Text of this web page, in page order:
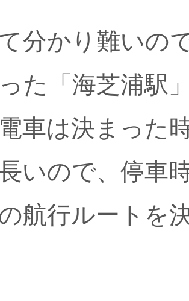
分かり難いの
た「海芝浦駅
車は決まった
いので、停車
航行ルートを